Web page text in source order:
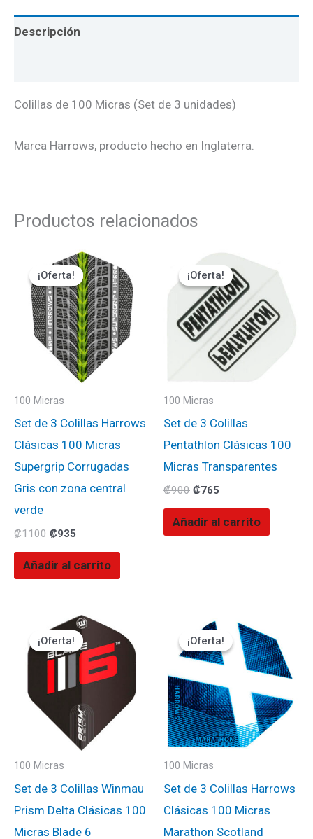
Descripción
Colillas de 100 Micras (Set de 3 unidades)
Marca Harrows, producto hecho en Inglaterra.
Productos relacionados
¡Oferta!
¡Oferta!
100 Micras
Set de 3 Colillas Harrows
Clásicas 100 Micras
Supergrip Corrugadas
Gris con zona central
verde
₡1100
precio
original
era:
₡1100.
₡935
El
precio
actual
es:
₡935.
Añadir al carrito
¡Oferta!
¡Oferta!
100 Micras
Set de 3 Colillas
Pentathlon Clásicas 100
Micras Transparentes
₡900
precio
original
era:
₡900.
₡765
El
precio
actual
es:
₡765.
Añadir al carrito
¡Oferta!
¡Oferta!
100 Micras
Set de 3 Colillas Winmau
Prism Delta Clásicas 100
Micras Blade 6
precio
original
era:
El
precio
actual
es:
₡1350.
¡Oferta!
¡Oferta!
100 Micras
Set de 3 Colillas Harrows
Clásicas 100 Micras
Marathon Scotland
precio
original
era:
precio
actual
es:
₡765.